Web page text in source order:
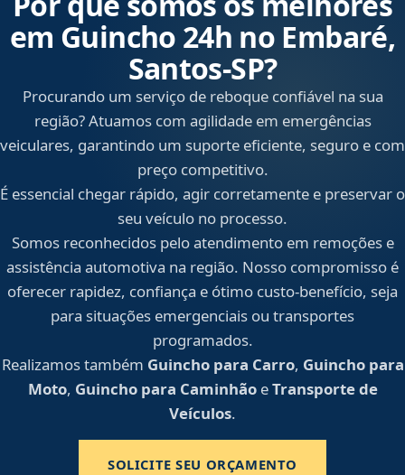
em Guincho 24h no Embaré,
Santos‑SP?
Procurando um serviço de reboque confiável na sua
região? Atuamos com agilidade em emergências
veiculares, garantindo um suporte eficiente, seguro e com
preço competitivo.
É essencial chegar rápido, agir corretamente e preservar o
seu veículo no processo.
Somos reconhecidos pelo atendimento em remoções e
assistência automotiva na região. Nosso compromisso é
oferecer rapidez, confiança e ótimo custo-benefício, seja
para situações emergenciais ou transportes
programados.
Realizamos também Guincho para Carro, Guincho para
Moto, Guincho para CaminhãoeTransporte de
Veículos.
SOLICITE SEU ORÇAMENTO